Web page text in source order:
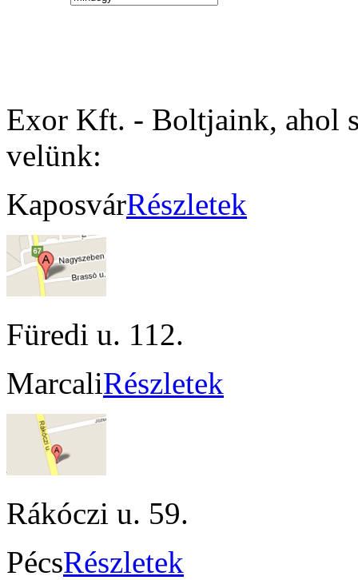
Exor Kft. - Boltjaink, ahol
velünk:
KaposvárRészletek
Füredi u. 112.
MarcaliRészletek
Rákóczi u. 59.
PécsRészletek